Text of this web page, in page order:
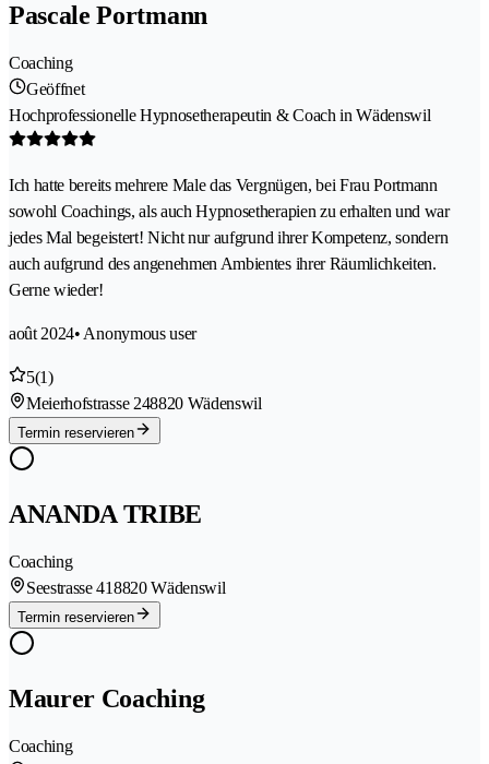
Pascale Portmann
Coaching
Geöffnet
Hochprofessionelle Hypnosetherapeutin & Coach in Wädenswil
Ich hatte bereits mehrere Male das Vergnügen, bei Frau Portmann
sowohl Coachings, als auch Hypnosetherapien zu erhalten und war
jedes Mal begeistert! Nicht nur aufgrund ihrer Kompetenz, sondern
auch aufgrund des angenehmen Ambientes ihrer Räumlichkeiten.
Gerne wieder!
août 2024• Anonymous user
5(1)
Meierhofstrasse 248820 Wädenswil
Termin reservieren
ANANDA TRIBE
Coaching
Seestrasse 418820 Wädenswil
Termin reservieren
Maurer Coaching
Coaching